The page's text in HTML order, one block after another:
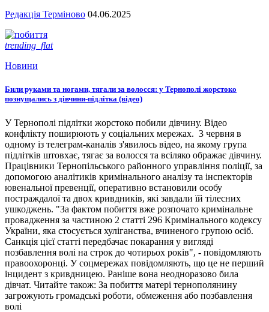
Редакція Терміново 04.06.2025
trending_flat
Новини
Били руками та ногами, тягали за волосся: у Тернополі жорстоко
познущались з дівчини-підлітка (відео)
У Тернополі підлітки жорстоко побили дівчину. Відео
конфлікту поширюють у соціальних мережах. 3 червня в
одному із телеграм-каналів з'явилось відео, на якому група
підлітків штовхає, тягає за волосся та всіляко ображає дівчину.
Працівники Тернопільського районного управління поліції, за
допомогою аналітиків кримінального аналізу та інспекторів
ювенальної превенції, оперативно встановили особу
постраждалої та двох кривдників, які завдали їй тілесних
ушкоджень. "За фактом побиття вже розпочато кримінальне
провадження за частиною 2 статті 296 Кримінального кодексу
України, яка стосується хуліганства, вчиненого групою осіб.
Санкція цієї статті передбачає покарання у вигляді
позбавлення волі на строк до чотирьох років", - повідомляють
правоохоронці. У соцмережах повідомляють, що це не перший
інцидент з кривдницею. Раніше вона неодноразово била
дівчат. Читайте також: За побиття матері тернополянину
загрожують громадські роботи, обмеження або позбавлення
волі